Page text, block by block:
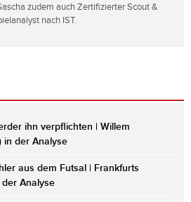
zudem auch Zertifizierter Scout &
nach IST.
ihn verpflichten | Willem
in der Analyse
aus dem Futsal | Frankfurts
Analyse